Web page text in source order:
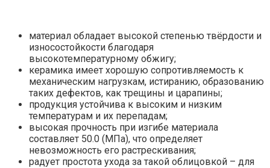
материал обладает высокой степенью твёрдости и
износостойкости благодаря
высокотемпературному обжигу;
керамика имеет хорошую сопротивляемость к
механическим нагрузкам, истиранию, образованию
таких дефектов, как трещины и царапины;
продукция устойчива к высоким и низким
температурам и их перепадам;
высокая прочность при изгибе материала
составляет 50.0 (МПа), что определяет
невозможность его растрескивания;
радует простота ухода за такой облицовкой – для